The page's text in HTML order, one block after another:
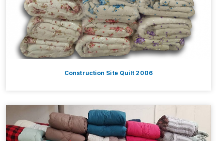
Construction Site Quilt 2006